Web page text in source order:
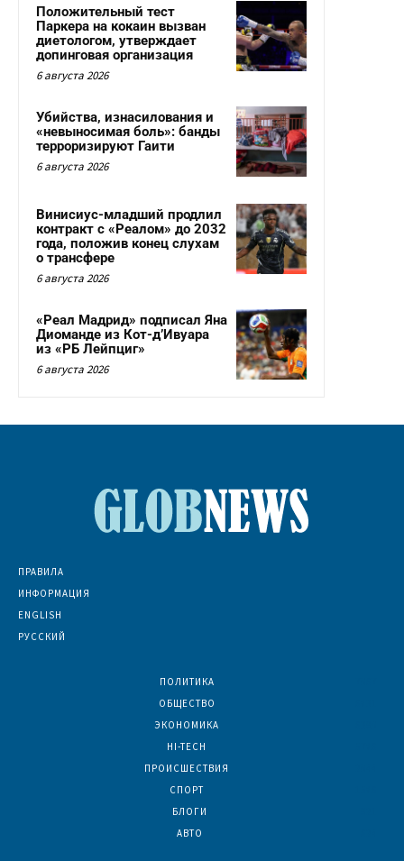
Положительный тест
Паркера на кокаин вызван
диетологом, утверждает
допинговая организация
6 августа 2026
Убийства, изнасилования и
«невыносимая боль»: банды
терроризируют Гаити
6 августа 2026
Винисиус-младший продлил
контракт с «Реалом» до 2032
года, положив конец слухам
о трансфере
6 августа 2026
«Реал Мадрид» подписал Яна
Диоманде из Кот-д’Ивуара
из «РБ Лейпциг»
6 августа 2026
ПРАВИЛА
ИНФОРМАЦИЯ
ENGLISH
РУССКИЙ
ПОЛИТИКА
ОБЩЕСТВО
ЭКОНОМИКА
HI-TECH
ПРОИСШЕСТВИЯ
СПОРТ
БЛОГИ
АВТО